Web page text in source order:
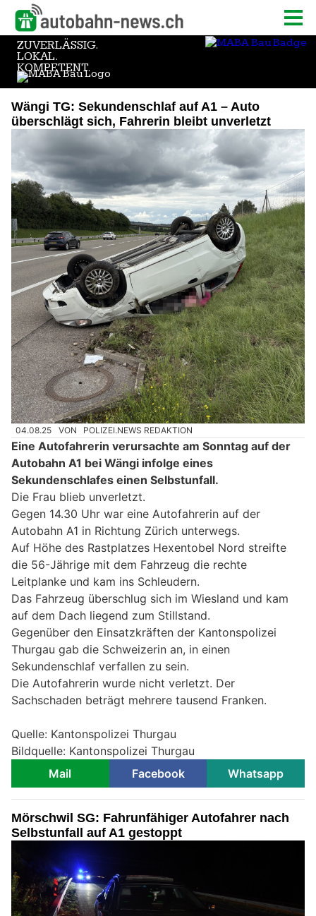
Wängi TG: Sekundenschlaf auf A1 – Auto
überschlägt sich, Fahrerin bleibt unverletzt
04.08.25 VON POLIZEI.NEWS REDAKTION
Eine Autofahrerin verursachte am Sonntag auf der
Autobahn A1 bei Wängi infolge eines
Sekundenschlafes einen Selbstunfall.
Die Frau blieb unverletzt.
Gegen 14.30 Uhr war eine Autofahrerin auf der
Autobahn A1 in Richtung Zürich unterwegs.
Auf Höhe des Rastplatzes Hexentobel Nord streifte
die 56-Jährige mit dem Fahrzeug die rechte
Leitplanke und kam ins Schleudern.
Das Fahrzeug überschlug sich im Wiesland und kam
auf dem Dach liegend zum Stillstand.
Gegenüber den Einsatzkräften der Kantonspolizei
Thurgau gab die Schweizerin an, in einen
Sekundenschlaf verfallen zu sein.
Die Autofahrerin wurde nicht verletzt. Der
Sachschaden beträgt mehrere tausend Franken.
Quelle: Kantonspolizei Thurgau
Bildquelle: Kantonspolizei Thurgau
Mail
Facebook Whatsapp
Mörschwil SG: Fahrunfähiger Autofahrer nach
Selbstunfall auf A1 gestoppt